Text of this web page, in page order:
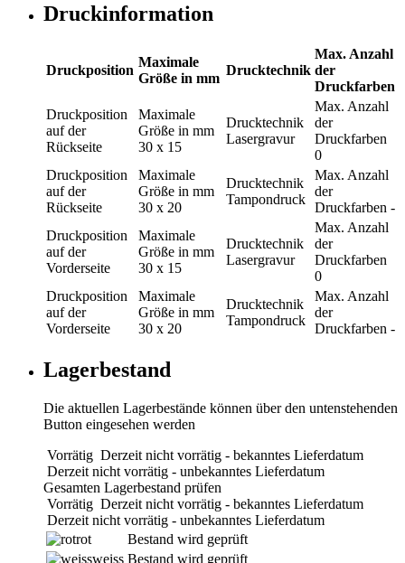
Druckinformation
Druckposition
Maximale
Größe in mm
Drucktechnik
Max. Anzahl
der
Druckfarben
Druckposition
auf der
Rückseite
Maximale
Größe in mm
30 x 15
Drucktechnik
Lasergravur
Max. Anzahl
der
Druckfarben
0
Druckposition
auf der
Rückseite
Maximale
Größe in mm
30 x 20
Drucktechnik
Tampondruck
Max. Anzahl
der
Druckfarben -
Druckposition
auf der
Vorderseite
Maximale
Größe in mm
30 x 15
Drucktechnik
Lasergravur
Max. Anzahl
der
Druckfarben
0
Druckposition
auf der
Vorderseite
Maximale
Größe in mm
30 x 20
Drucktechnik
Tampondruck
Max. Anzahl
der
Druckfarben -
Lagerbestand
Die aktuellen Lagerbestände können über den untenstehenden
Button eingesehen werden
Vorrätig Derzeit nicht vorrätig - bekanntes Lieferdatum
Derzeit nicht vorrätig - unbekanntes Lieferdatum
Gesamten Lagerbestand prüfen
Vorrätig Derzeit nicht vorrätig - bekanntes Lieferdatum
Derzeit nicht vorrätig - unbekanntes Lieferdatum
rot
Bestand wird geprüft
weiss Bestand wird geprüft